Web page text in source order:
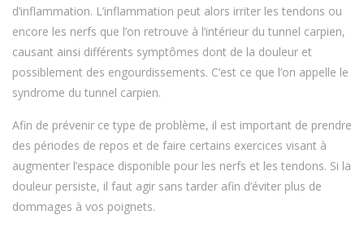
d’inflammation. L’inflammation peut alors irriter les tendons ou
encore les nerfs que l’on retrouve à l’intérieur du tunnel carpien,
causant ainsi différents symptômes dont de la douleur et
possiblement des engourdissements. C’est ce que l’on appelle le
syndrome du tunnel carpien.
Afin de prévenir ce type de problème, il est important de prendre
des périodes de repos et de faire certains exercices visant à
augmenter l’espace disponible pour les nerfs et les tendons. Si la
douleur persiste, il faut agir sans tarder afin d’éviter plus de
dommages à vos poignets.